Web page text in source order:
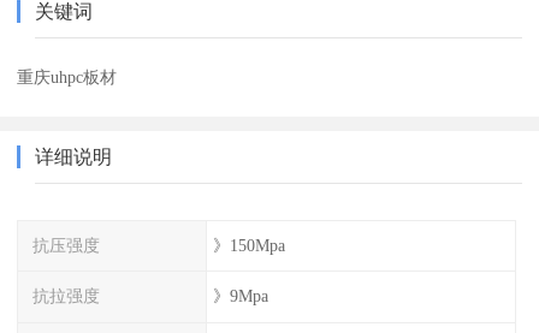
关键词
重庆uhpc板材
详细说明
抗压强度 》150Mpa
抗拉强度 》9Mpa